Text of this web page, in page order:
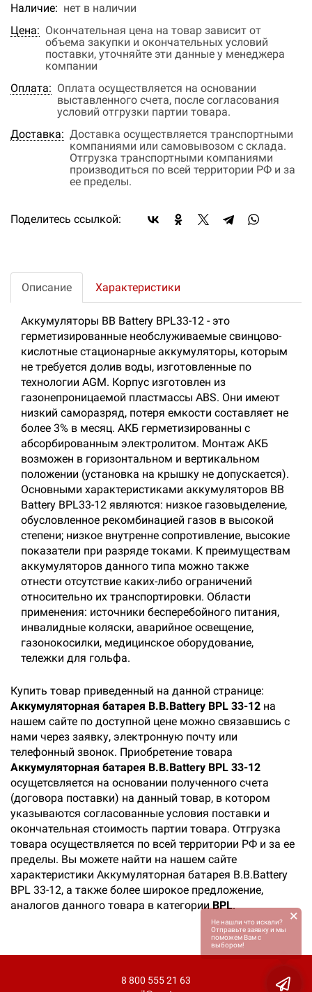
Наличие: нет в наличии
Цена: Окончательная цена на товар зависит от
объема закупки и окончательных условий
поставки, уточняйте эти данные у менеджера
компании
Оплата: Оплата осуществляется на основании
выставленного счета, после согласования
условий отгрузки партии товара.
Доставка: Доставка осуществляется транспортными
компаниями или самовывозом с склада.
Отгрузка транспортными компаниями
производиться по всей территории РФ и за
ее пределы.
Поделитесь ссылкой:
Описание Характеристики
Аккумуляторы BB Battery BPL33-12 - это
герметизированные необслуживаемые свинцово-
кислотные стационарные аккумуляторы, которым
не требуется долив воды, изготовленные по
технологии AGM. Корпус изготовлен из
газонепроницаемой пластмассы ABS. Они имеют
низкий саморазряд, потеря емкости составляет не
более 3% в месяц. АКБ герметизированны с
абсорбированным электролитом. Монтаж АКБ
возможен в горизонтальном и вертикальном
положении (установка на крышку не допускается).
Основными характеристиками аккумуляторов BB
Battery BPL33-12 являются: низкое газовыделение,
обусловленное рекомбинацией газов в высокой
степени; низкое внутренне сопротивление, высокие
показатели при разряде токами. К преимуществам
аккумуляторов данного типа можно также
отнести отсутствие каких-либо ограничений
относительно их транспортировки. Области
применения: источники бесперебойного питания,
инвалидные коляски, аварийное освещение,
газонокосилки, медицинское оборудование,
тележки для гольфа.
Купить товар приведенный на данной странице:
Аккумуляторная батарея B.B.Battery BPL 33-12 на
нашем сайте по доступной цене можно связавшись с
нами через заявку, электронную почту или
телефонный звонок. Приобретение товара
Аккумуляторная батарея B.B.Battery BPL 33-12
осущетсвляется на основании полученного счета
(договора поставки) на данный товар, в котором
указываются согласованные условия поставки и
окончательная стоимость партии товара. Отгрузка
товара осуществляется по всей территории РФ и за ее
пределы. Вы можете найти на нашем сайте
характеристики Аккумуляторная батарея B.B.Battery
BPL 33-12, а также более широкое предложение,
аналогов данного товара в категорииBPL.
8 800 555 21 63
Не нашли что искали?
Отправьте заявку и мы
поможем Вам с
выбором!
×